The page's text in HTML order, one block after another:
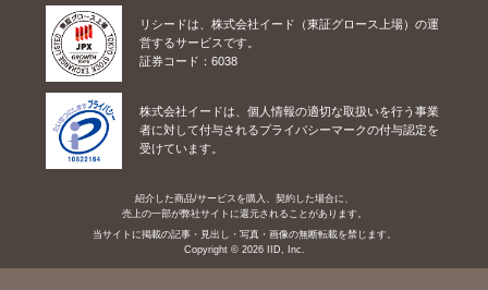
リシードは、株式会社イード（東証グロース上場）の運
営するサービスです。
証券コード：6038
株式会社イードは、個人情報の適切な取扱いを行う事業
者に対して付与されるプライバシーマークの付与認定を
受けています。
紹介した商品/サービスを購入、契約した場合に、
売上の一部が弊社サイトに還元されることがあります。
当サイトに掲載の記事・見出し・写真・画像の無断転載を禁じます。
Copyright © 2026 IID, Inc.